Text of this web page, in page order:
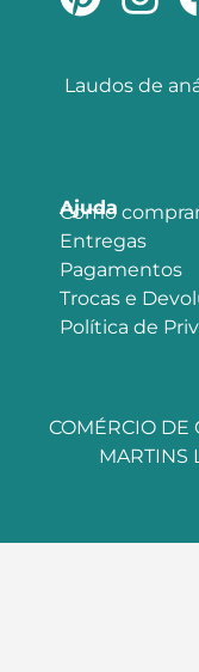
Laudos de
Ajuda
Como
Entregas
Pagamentos
Trocas e
Política de
COMÉRCIO DE
MARTINS